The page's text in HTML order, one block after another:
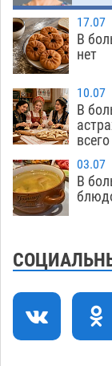
картами
11:20
призами
10:43
споре
10:02
На
голове
17.07
В
нет
10.07
В
03.07
В